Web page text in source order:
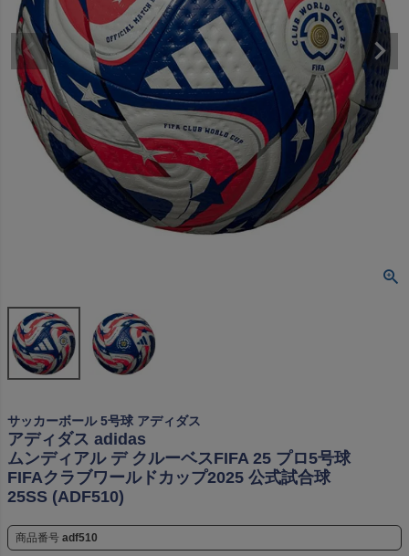
サッカーボール 5号球 アディダス
アディダス adidas
ムンディアル デ クルーベスFIFA 25 プロ5号球
FIFAクラブワールドカップ2025 公式試合球
25SS (ADF510)
商品番号 adf510